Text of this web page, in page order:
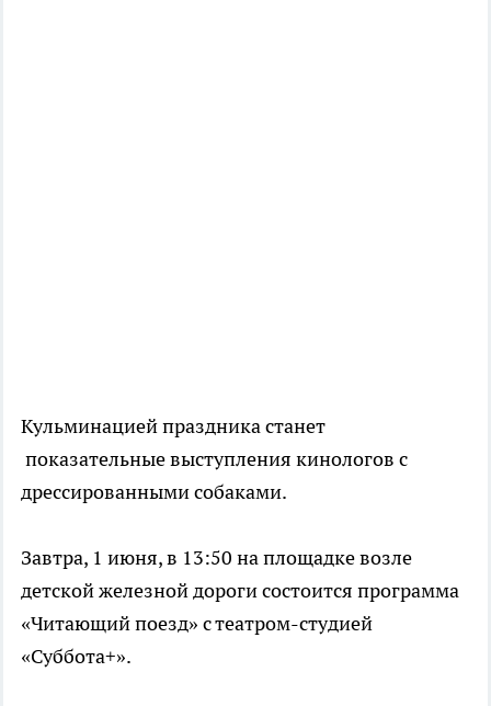
Кульминацией праздника станет
показательные выступления кинологов с
дрессированными собаками.
Завтра, 1 июня, в 13:50 на площадке возле
детской железной дороги состоится программа
«Читающий поезд» с театром-студией
«Суббота+».